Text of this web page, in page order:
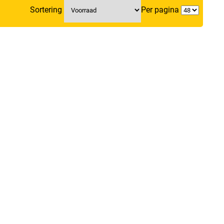
Sortering Per pagina